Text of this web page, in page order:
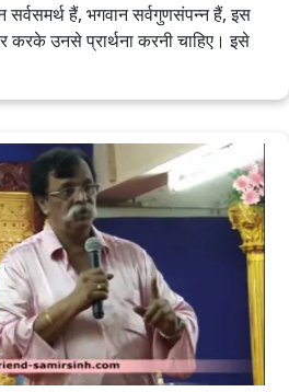
हैं, भगवान सर्वगुणसंपन्न हैं, इस
करके उनसे प्रार्थना करनी चाहिए। इसे